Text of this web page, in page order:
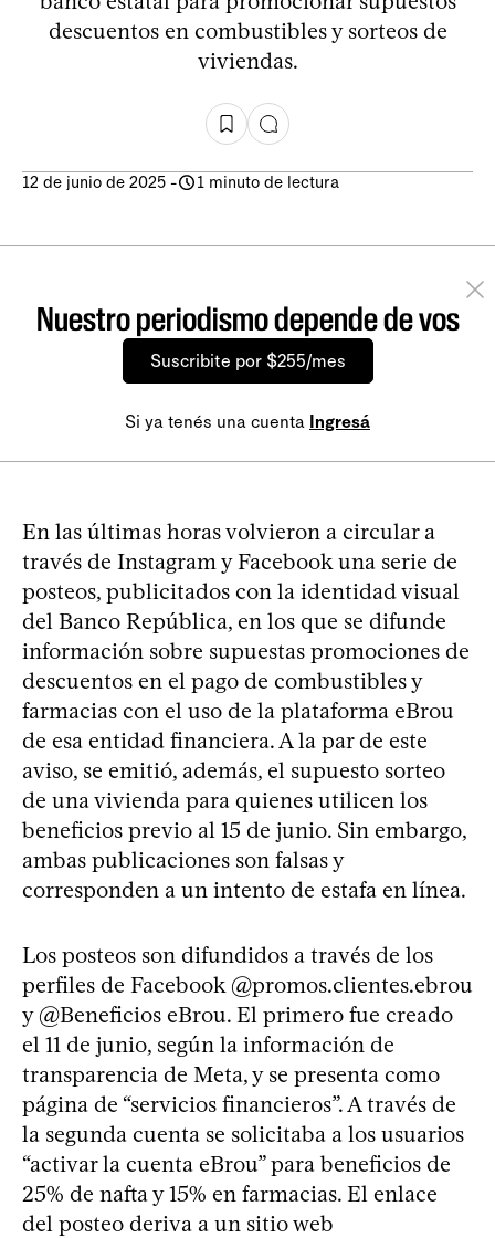
descuentos en combustibles y sorteos de
viviendas.
12 de junio de 2025 - 1 minuto de lectura
Nuestro periodismo depende de vos
Suscribite por $255/mes
Si ya tenés una cuenta Ingresá
En las últimas horas volvieron a circular a
través de Instagram y Facebook una serie de
posteos, publicitados con la identidad visual
del Banco República, en los que se difunde
información sobre supuestas promociones de
descuentos en el pago de combustibles y
farmacias con el uso de la plataforma eBrou
de esa entidad financiera. A la par de este
aviso, se emitió, además, el supuesto sorteo
de una vivienda para quienes utilicen los
beneficios previo al 15 de junio. Sin embargo,
ambas publicaciones son falsas y
corresponden a un intento de estafa en línea.
Los posteos son difundidos a través de los
perfiles de Facebook @promos.clientes.ebrou
y @Beneficios eBrou. El primero fue creado
el 11 de junio, según la información de
transparencia de Meta, y se presenta como
página de “servicios financieros”. A través de
la segunda cuenta se solicitaba a los usuarios
“activar la cuenta eBrou” para beneficios de
25% de nafta y 15% en farmacias. El enlace
del posteo deriva a un sitio web